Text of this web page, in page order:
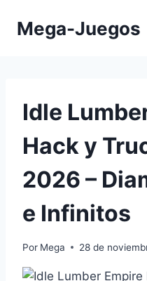
Mega-Juegos
Idle
Hack y
2026 –
e Infinitos
Por Mega 28 de